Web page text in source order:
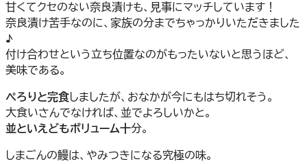
甘くてクセのない奈良漬けも、見事にマッチしています！
奈良漬け苦手なのに、家族の分までちゃっかりいただきました
♪
付け合わせという立ち位置なのがもったいないと思うほど、
美味である。
ぺろりと完食しましたが、おなかが今にもはち切れそう。
大食いさんでなければ、並でよろしいかと。
並といえどもボリューム十分。
しまごんの鰻は、やみつきになる究極の味。